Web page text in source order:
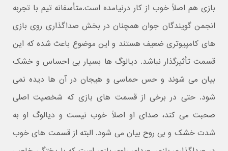
بازی هم اصلاً خوب از کار درنیامده است.متأسفانه تیم با تجربه
انجمن گویندگان جوان همچنان در بخش صداگذاری روی بازی
های کامپیوتری ضعیف هستند و این موضوع باعث شده که این
قسمت تأثیرگذار نباشد. دیالوگ ها بسیار بی احساس و خشک
بیان می شوند و حس حماسی و هیجان در آن ها دیده نمی
شود. حتی در برخی از قسمت های بازی که شخصیت اصلی
صحبت می کند، صدای او اصلاً خوب نیست و دیالوگ او به
شدت خشک و بی روح بیان می شود. البته از قسمت های خوب